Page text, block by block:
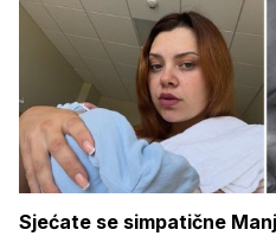
Sjećate se simpatične